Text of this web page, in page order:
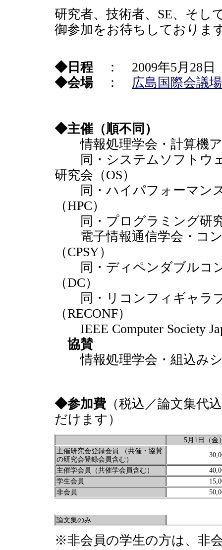
研究者、技術者、SE、そし
御参加をお待ちしておりま
◆日程
： 2009年5月28日
◆会場
： 広島国際会議場
◆主催（順不同）
情報処理学会・計算機ア
同・システムソフトウ
研究会（OS）
同・ハイパフォーマン
（HPC）
同・プログラミング研究
電子情報通信学会・コン
（CPSY）
同・ディペンダブルコン
（DC）
同・リコンフィギャラブ
（RECONF）
IEEE Computer Society
協賛
情報処理学会・組込みシ
◆参加費 （税込／論文集代
だけます）
5月1日（金
主催研究会登録会員 （共催・協賛
の研究会登録会員含む）
主催学会員（共催学会員含む）
学生会員
非会員
論文集のみ
※非会員の学生の方は、非